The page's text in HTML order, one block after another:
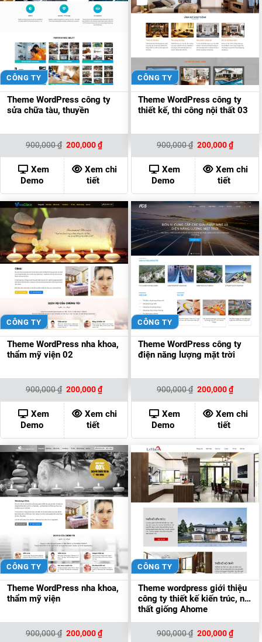
CÔNG TY
Theme WordPress công ty
sửa chữa tàu, thuyền
900,000₫ Giá
là:
900,000 ₫.
200,000₫Giá
hiện
tại
là:
200,000 ₫.
Xem
Demo
Xem chi
tiết
CÔNG TY
Theme WordPress công ty
thiết kế, thi công nội thất 03
900,000₫ Giá
là:
900,000 ₫.
200,000₫Giá
hiện
tại
là:
Xem
Demo
Xem chi
tiết
CÔNG TY
Theme WordPress nha khoa,
thẩm mỹ viện 02
900,000₫ Giá
là:
900,000 ₫.
200,000₫Giá
hiện
tại
là:
200,000 ₫.
Xem
Demo
Xem chi
tiết
CÔNG TY
Theme WordPress công ty
điện năng lượng mặt trời
900,000₫ Giá
là:
900,000 ₫.
200,000₫Giá
hiện
tại
là:
Xem
Demo
Xem chi
tiết
CÔNG TY
Theme WordPress nha khoa,
thẩm mỹ viện
900,000₫ Giá
200,000₫Giá
hiện
CÔNG TY
Theme wordpress giới thiệu
công ty thiết kế kiến trúc, nội
thất giống Ahome
900,000₫ Giá
200,000₫Giá
hiện